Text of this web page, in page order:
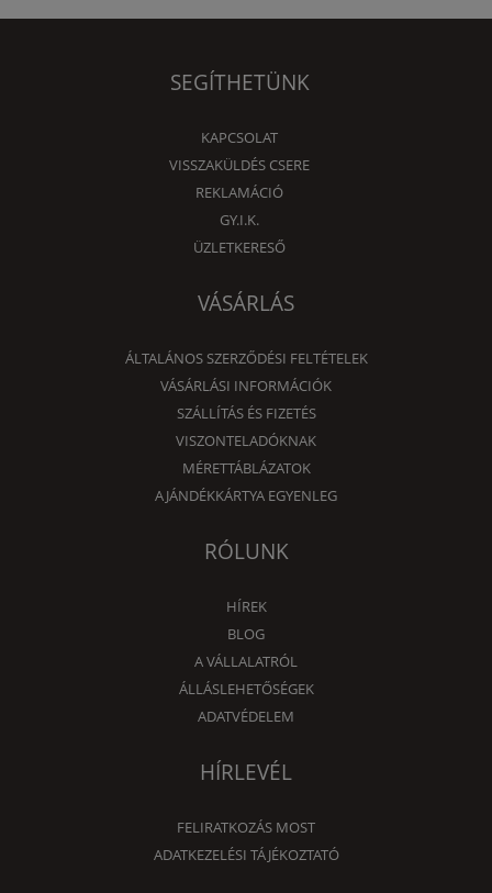
SEGÍTHETÜNK
KAPCSOLAT
VISSZAKÜLDÉS CSERE
REKLAMÁCIÓ
GY.I.K.
ÜZLETKERESŐ
VÁSÁRLÁS
ÁLTALÁNOS SZERZŐDÉSI FELTÉTELEK
VÁSÁRLÁSI INFORMÁCIÓK
SZÁLLÍTÁS ÉS FIZETÉS
VISZONTELADÓKNAK
MÉRETTÁBLÁZATOK
AJÁNDÉKKÁRTYA EGYENLEG
RÓLUNK
HÍREK
BLOG
A VÁLLALATRÓL
ÁLLÁSLEHETŐSÉGEK
ADATVÉDELEM
HÍRLEVÉL
FELIRATKOZÁS MOST
ADATKEZELÉSI TÁJÉKOZTATÓ